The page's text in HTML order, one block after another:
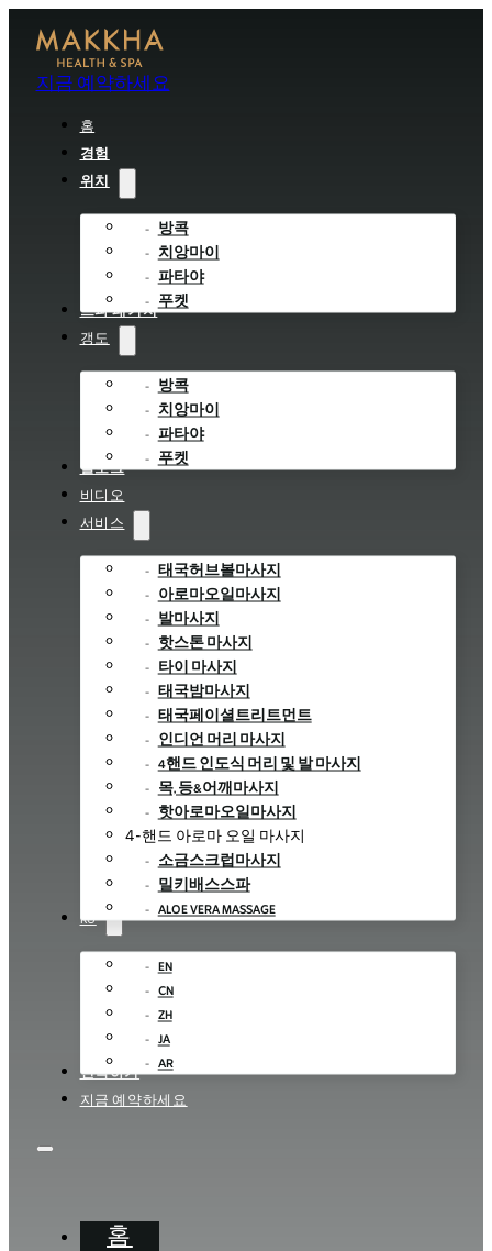
지금 예약하세요
홈
경험
위치
방콕
치앙마이
파타야
푸켓
스파 패키지
갱도
방콕
치앙마이
파타야
푸켓
블로그
비디오
서비스
태국허브볼마사지
아로마오일마사지
발마사지
핫스톤 마사지
타이 마사지
태국밤마사지
태국페이셜트리트먼트
인디언 머리 마사지
4핸드 인도식 머리 및 발 마사지
목, 등&어깨마사지
핫아로마오일마사지
4-핸드 아로마 오일 마사지
소금스크럽마사지
밀키배스스파
ALOE VERA MASSAGE
KO
EN
CN
ZH
JA
AR
연락하기
지금 예약하세요
홈